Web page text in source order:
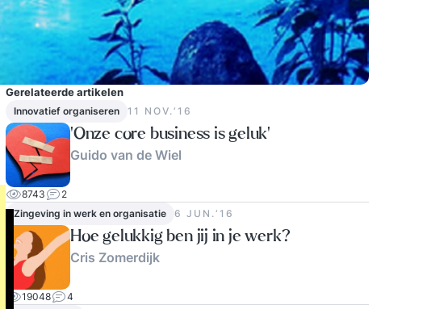
Gerelateerde artikelen
Innovatief organiseren 11 NOV.‘16
‘Onze core business is geluk’
Guido van de Wiel
8743
2
Zingeving in werk en organisatie
6 JUN.‘16
Hoe gelukkig ben jij in je werk?
Cris Zomerdijk
19048
4